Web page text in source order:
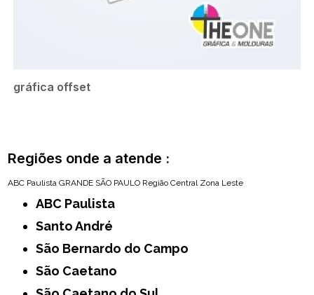
gráfica offset
Regiões onde a atende :
ABC Paulista GRANDE SÃO PAULO Região Central Zona Leste
ABC Paulista
Santo André
São Bernardo do Campo
São Caetano